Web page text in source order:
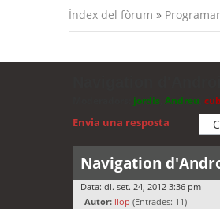
Índex del fòrum »
jordis Andreu
Envia una resposta
Navigation
Data: dl. set. 24, 2012 3:36 pm
Autor: llop (Entrades: 11)